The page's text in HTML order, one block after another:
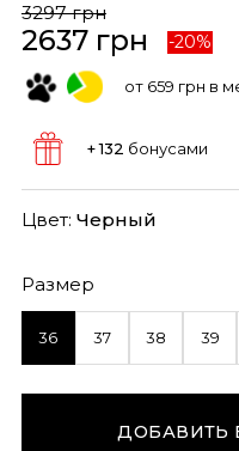
3297 грн
2637 грн -20%
от 659 грн в
+ 132 бонусами
Цвет: Черный
Размер
36 37 38 39
ДОБАВИТЬ